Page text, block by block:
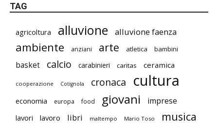
TAG
agricoltura alluvione alluvione faenza
ambiente anziani arte atletica bambini
basket calcio carabinieri caritas ceramica
cooperazione Cotignola cronaca cultura
economia europa food giovani imprese
lavori lavoro libri maltempo Mario Toso musica